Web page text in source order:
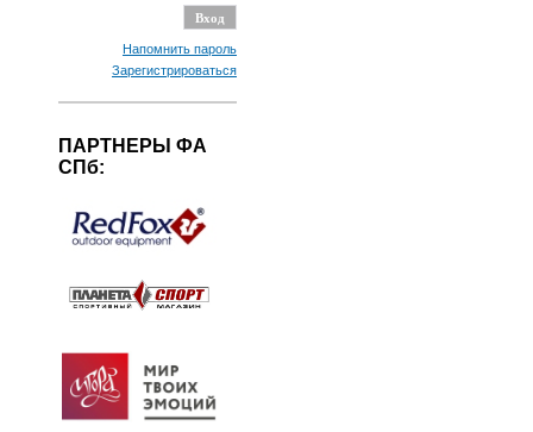
Напомнить пароль
Зарегистрироваться
ПАРТНЕРЫ ФА
СПб: